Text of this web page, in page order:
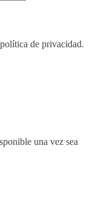
de privacidad.
una vez sea